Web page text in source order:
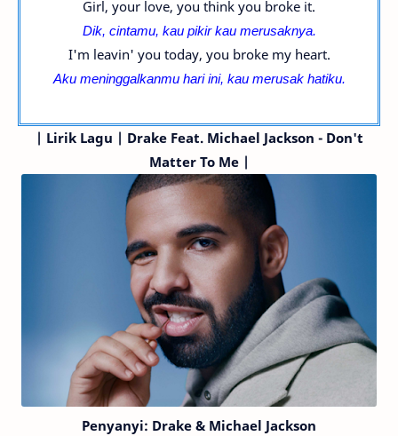
Girl, your love, you think you broke it.
Dik, cintamu, kau pikir kau merusaknya.
I'm leavin' you today, you broke my heart.
Aku meninggalkanmu hari ini, kau merusak hatiku.
| Lirik Lagu | Drake Feat. Michael Jackson - Don't
Matter To Me |
Penyanyi: Drake & Michael Jackson